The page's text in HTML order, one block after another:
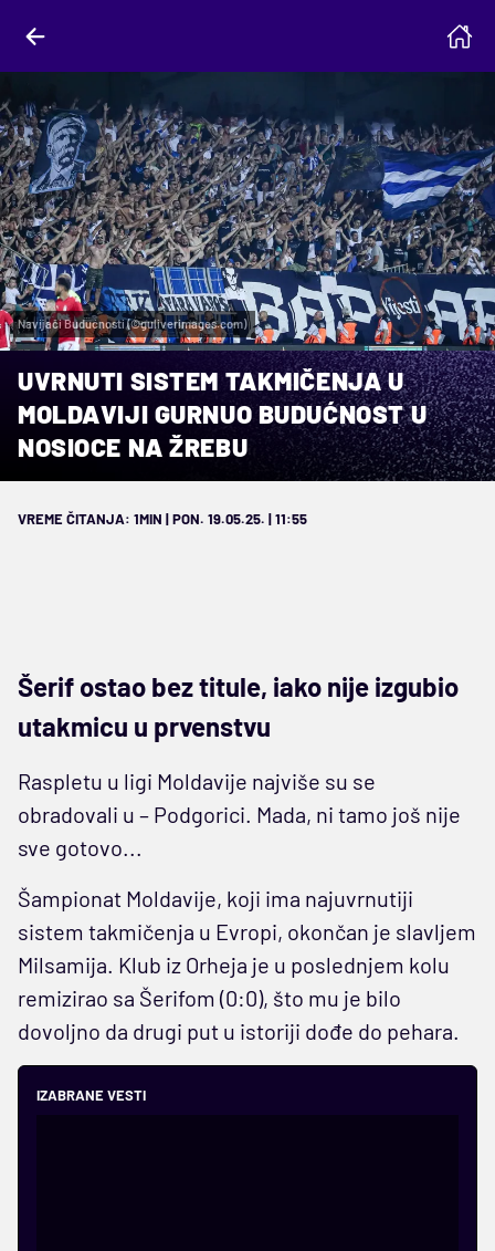
Navijači Budućnosti (©guliverimages.com)
UVRNUTI SISTEM TAKMIČENJA U
MOLDAVIJI GURNUO BUDUĆNOST U
NOSIOCE NA ŽREBU
VREME ČITANJA: 1MIN | PON. 19.05.25. | 11:55
Šerif ostao bez titule, iako nije izgubio
utakmicu u prvenstvu
Raspletu u ligi Moldavije najviše su se
obradovali u – Podgorici. Mada, ni tamo još nije
sve gotovo...
Šampionat Moldavije, koji ima najuvrnutiji
sistem takmičenja u Evropi, okončan je slavljem
Milsamija. Klub iz Orheja je u poslednjem kolu
remizirao sa Šerifom (0:0), što mu je bilo
dovoljno da drugi put u istoriji dođe do pehara.
IZABRANE VESTI